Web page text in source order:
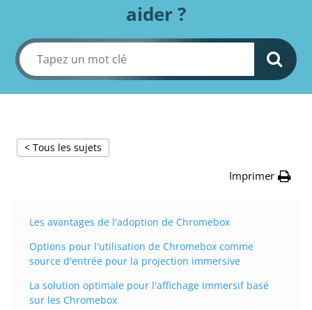
aider ?
< Tous les sujets
Imprimer
Les avantages de l'adoption de Chromebox
Options pour l'utilisation de Chromebox comme
source d'entrée pour la projection immersive
La solution optimale pour l'affichage immersif basé
sur les Chromebox